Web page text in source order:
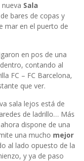
Sala
bares de copas y
mar en el puerto de
en pos de una
contando al
FC – FC Barcelona,
que ver.
sala lejos está de
de ladrillo… Más
dispone de una
una mucho mejor
al lado opuesto de la
y ya de paso